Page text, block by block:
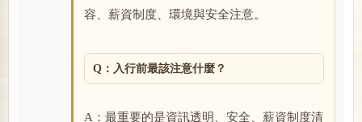
容、薪資制度、環境與安全注意。
Q：入行前最該注意什麼？
A：最重要的是資訊透明、安全、薪資制度清